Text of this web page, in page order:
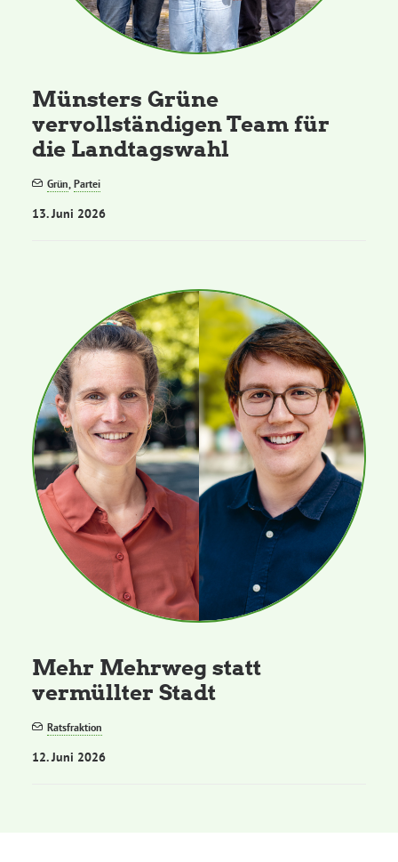
Münsters Grüne
vervollständigen Team für
die Landtagswahl
Grün,Partei
13. Juni 2026
Mehr Mehrweg statt
vermüllter Stadt
Ratsfraktion
12. Juni 2026